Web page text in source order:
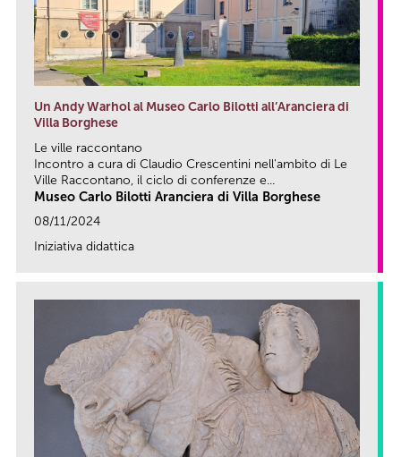
Un Andy Warhol al Museo Carlo Bilotti all’Aranciera di
Villa Borghese
Le ville raccontano
Incontro a cura di Claudio Crescentini nell'ambito di Le
Ville Raccontano, il ciclo di conferenze e...
Museo Carlo Bilotti Aranciera di Villa Borghese
08/11/2024
Iniziativa didattica